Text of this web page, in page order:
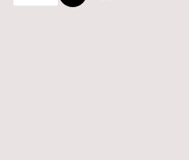
baffel